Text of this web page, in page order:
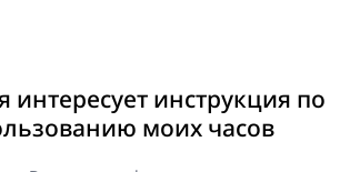
интересует инструкция по
моих часов